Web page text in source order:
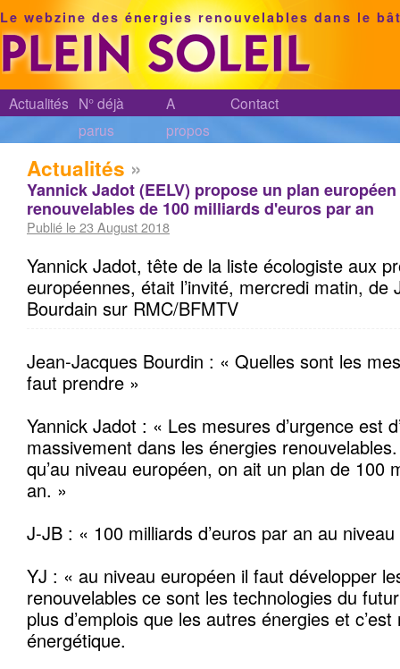
Le webzine des énergies renouvelables dans le
Actualités N° déjà
parus
A
propos
Contact
Actualités »
Yannick Jadot (EELV) propose un plan
renouvelables de 100 milliards d'euros par an
Publié le 23 August 2018
Yannick Jadot, tête de la liste écologiste aux
européennes, était l’invité, mercredi matin, de
Bourdain sur RMC/BFMTV
Jean-Jacques Bourdin : « Quelles sont les
faut prendre »
Yannick Jadot : « Les mesures d’urgence est
massivement dans les énergies
qu’au niveau européen, on ait un plan de 100
an. »
J-JB : « 100 milliards d’euros par an au
YJ : « au niveau européen il faut développer
renouvelables ce sont les technologies du
plus d’emplois que les autres énergies et
énergétique.